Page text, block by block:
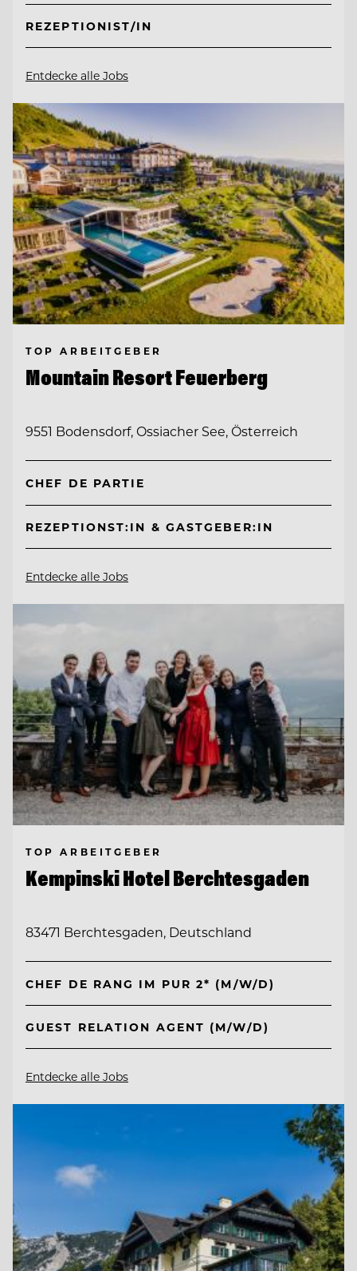
REZEPTIONIST/IN
Entdecke alle Jobs
TOP ARBEITGEBER
Mountain Resort Feuerberg
9551 Bodensdorf, Ossiacher See, Österreich
CHEF DE PARTIE
REZEPTIONST:IN & GASTGEBER:IN
Entdecke alle Jobs
TOP ARBEITGEBER
Kempinski Hotel Berchtesgaden
83471 Berchtesgaden, Deutschland
CHEF DE RANG IM PUR 2* (M/W/D)
GUEST RELATION AGENT (M/W/D)
Entdecke alle Jobs